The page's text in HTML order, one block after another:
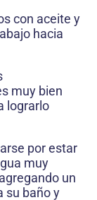
con aceite y
hacia
muy bien
lograrlo
por estar
muy
un
su baño y